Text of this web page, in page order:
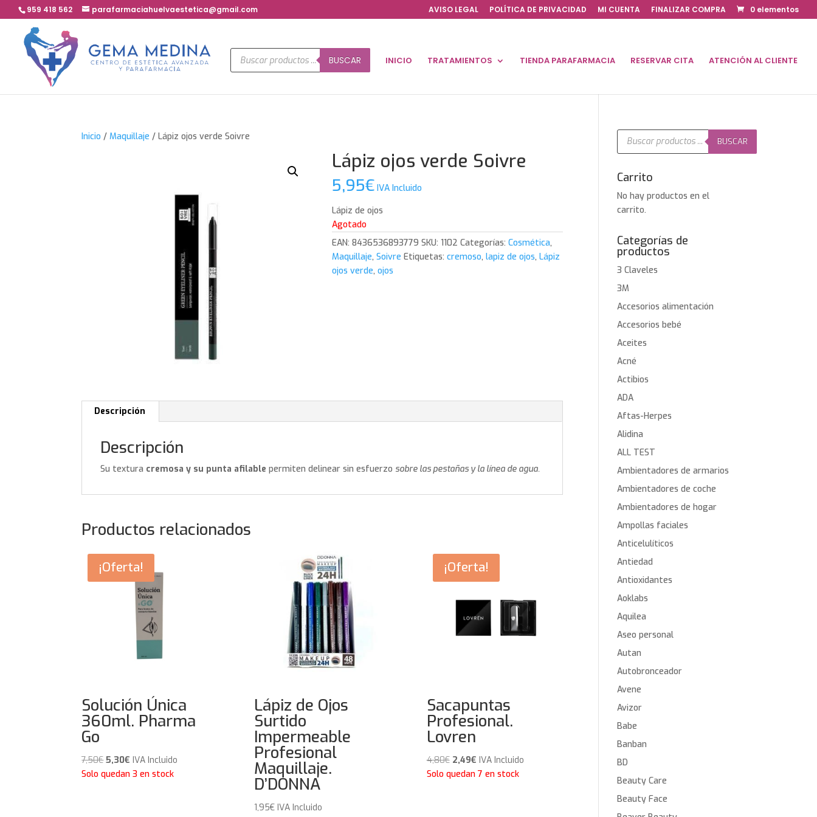
959 418 562 parafarmaciahuelvaestetica@gmail.com AVISO LEGAL POLÍTICA DE PRIVACIDAD MI CUENTA FINALIZAR COMPRA 0 elementos
Búsqueda
de
productos
BUSCAR INICIO TRATAMIENTOS TIENDA PARAFARMACIA RESERVAR CITA ATENCIÓN AL CLIENTE
Inicio /Maquillaje / Lápiz ojos verde Soivre
Lápiz ojos verde Soivre
5,95€ IVA Incluido
Lápiz de ojos
Agotado
EAN:8436536893779 SKU:1102 Categorías:Cosmética,
Maquillaje,Soivre Etiquetas:cremoso,lapiz de ojos,Lápiz
ojos verde,ojos
Descripción
Descripción
Su textura cremosa y su punta afilablepermiten delinear sin esfuerzo sobre las pestañas y la línea de agua.
Productos relacionados
¡Oferta!
Solución Única
360ml. Pharma
Go
7,50€El
precio
5,30€ El
precio
IVA Incluido
Solo quedan 3 en stock
Lápiz de Ojos
Surtido
Impermeable
Profesional
Maquillaje.
D’DONNA
1,95€ IVA Incluido
¡Oferta!
Sacapuntas
Profesional.
Lovren
4,80€ El
precio
2,49€El
precio
IVA Incluido
Solo quedan 7 en stock
Búsqueda
productos
BUSCAR
Carrito
No hay productos en el
carrito.
Categorías de
productos
3 Claveles
3M
Accesorios alimentación
Accesorios bebé
Aceites
Acné
Actibios
ADA
Aftas-Herpes
Alidina
ALL TEST
Ambientadores de armarios
Ambientadores de coche
Ambientadores de hogar
Ampollas faciales
Anticelulíticos
Antiedad
Antioxidantes
Aoklabs
Aquilea
Aseo personal
Autan
Autobronceador
Avene
Avizor
Babe
Banban
BD
Beauty Care
Beauty Face